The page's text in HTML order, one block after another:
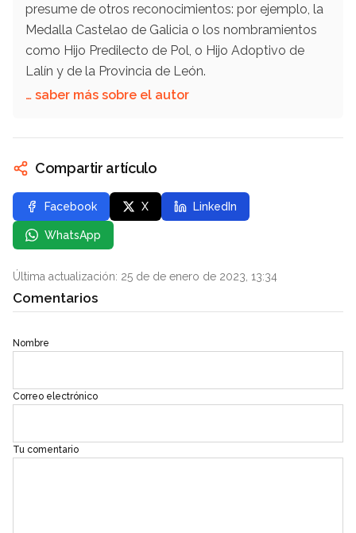
presume de otros reconocimientos: por ejemplo, la
Medalla Castelao de Galicia o los nombramientos
como Hijo Predilecto de Pol, o Hijo Adoptivo de
Lalín y de la Provincia de León.
… saber más sobre el autor
Compartir artículo
Facebook X LinkedIn
WhatsApp
Última actualización: 25 de de enero de 2023, 13:34
Comentarios
Nombre
Correo electrónico
Tu comentario